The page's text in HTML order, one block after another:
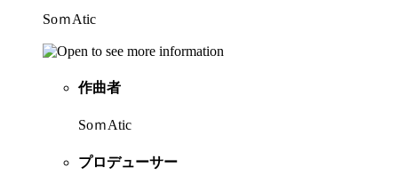
SoｍAtic
作曲者
SoｍAtic
プロデューサー